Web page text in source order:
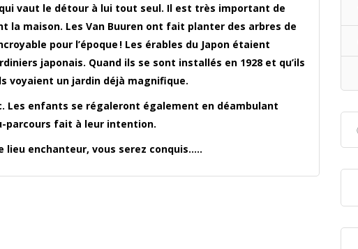
vaut le détour à lui tout seul. Il est très important de
la maison. Les Van Buuren ont fait planter des arbres de
pour l’époque ! Les érables du Japon étaient
japonais. Quand ils se sont installés en 1928 et qu’ils
voyaient un jardin déjà magnifique.
Les enfants se régaleront également en déambulant
parcours fait à leur intention.
lieu enchanteur, vous serez conquis…..